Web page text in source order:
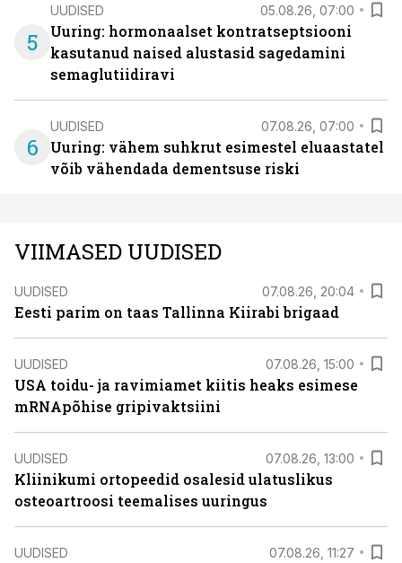
5
UUDISED 05.08.26, 07:00
Uuring: hormonaalset kontratseptsiooni
kasutanud naised alustasid sagedamini
semaglutiidiravi
6
UUDISED 07.08.26, 07:00
Uuring: vähem suhkrut esimestel eluaastatel
võib vähendada dementsuse riski
VIIMASED UUDISED
UUDISED 07.08.26, 20:04
Eesti parim on taas Tallinna Kiirabi brigaad
UUDISED 07.08.26, 15:00
USA toidu- ja ravimiamet kiitis heaks esimese
mRNApõhise gripivaktsiini
UUDISED 07.08.26, 13:00
Kliinikumi ortopeedid osalesid ulatuslikus
osteoartroosi teemalises uuringus
UUDISED 07.08.26, 11:27